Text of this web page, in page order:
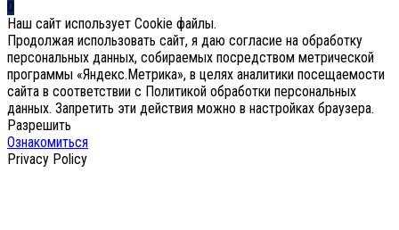
0
Наш сайт использует Cookie файлы.
Продолжая использовать сайт, я даю согласие на обработку
персональных данных, собираемых посредством метрической
программы «Яндекс.Метрика», в целях аналитики посещаемости
сайта в соответствии с Политикой обработки персональных
данных. Запретить эти действия можно в настройках браузера.
Разрешить
Ознакомиться
Privacy Policy